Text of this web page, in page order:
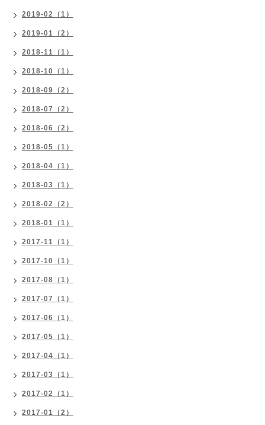
2019-02（1）
2019-01（2）
2018-11（1）
2018-10（1）
2018-09（2）
2018-07（2）
2018-06（2）
2018-05（1）
2018-04（1）
2018-03（1）
2018-02（2）
2018-01（1）
2017-11（1）
2017-10（1）
2017-08（1）
2017-07（1）
2017-06（1）
2017-05（1）
2017-04（1）
2017-03（1）
2017-02（1）
2017-01（2）